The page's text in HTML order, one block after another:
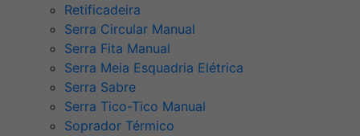
Retificadeira
Serra Circular Manual
Serra Fita Manual
Serra Meia Esquadria Elétrica
Serra Sabre
Serra Tico-Tico Manual
Soprador Térmico